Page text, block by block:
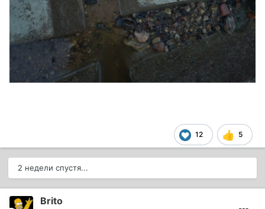
12 5
2 недели спустя...
Brito